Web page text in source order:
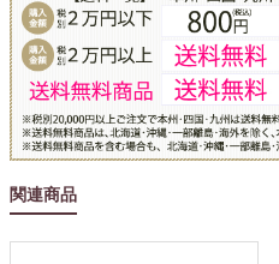
関連商品